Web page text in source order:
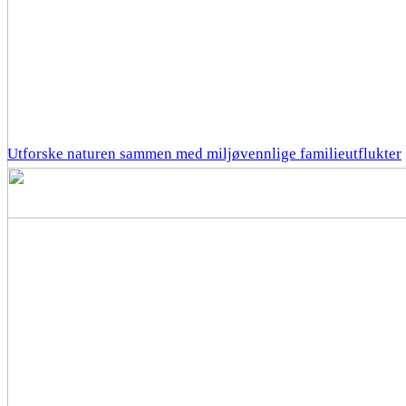
Utforske naturen sammen med miljøvennlige familieutflukter